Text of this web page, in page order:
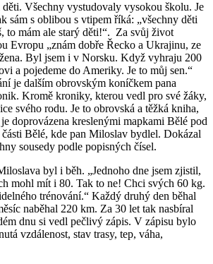
Všechny vystudovaly vysokou školu. Je
sám s oblibou s vtipem říká: „všechny děti
to mám ale starý děti!“. Za svůj život
Evropu „znám dobře Řecko a Ukrajinu, ze
Byl jsem i v Norsku. Když vyhraju 200
a pojedeme do Ameriky. Je to můj sen.“
je dalším obrovským koníčkem pana
Kromě kroniky, kterou vedl pro své žáky,
svého rodu. Je to obrovská a těžká kniha,
doprovázena kreslenými mapkami Bělé pod
Bělé, kde pan Miloslav bydlel. Dokázal
sousedy podle popisných čísel.
byl i běh. „Jednoho dne jsem zjistil,
mohl mít i 80. Tak to ne! Chci svých 60 kg.
trénování.“ Každý druhý den běhal
naběhal 220 km. Za 30 let tak nasbíral
dnu si vedl pečlivý zápis. V zápisu bylo
vzdálenost, stav trasy, tep, váha,